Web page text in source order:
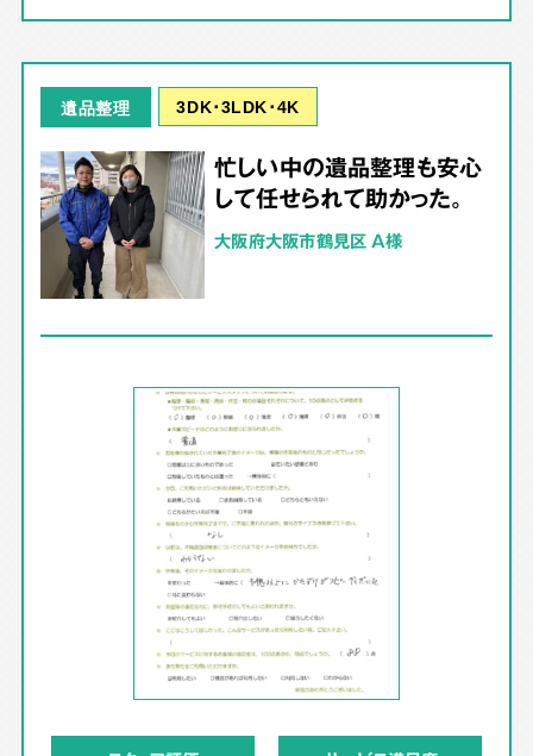
遺品整理 3DK･3LDK･4K
忙しい中の遺品整理も安心
して任せられて助かった。
大阪府大阪市鶴見区 A様